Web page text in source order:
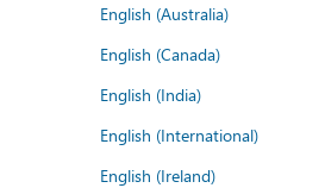
English (Australia)
English (Canada)
English (India)
English (International)
English (Ireland)